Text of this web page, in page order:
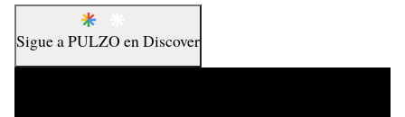
Sigue aPULZO enDiscover